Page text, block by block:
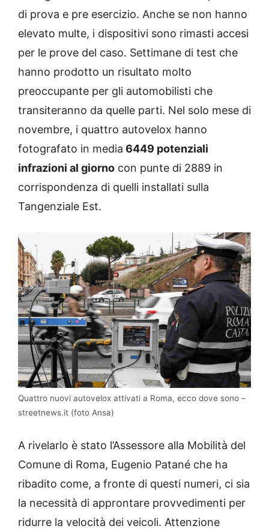
di prova e pre esercizio. Anche se non hanno
elevato multe, i dispositivi sono rimasti accesi
per le prove del caso. Settimane di test che
hanno prodotto un risultato molto
preoccupante per gli automobilisti che
transiteranno da quelle parti. Nel solo mese di
novembre, i quattro autovelox hanno
fotografato in media 6449 potenziali
infrazioni al giorno con punte di 2889 in
corrispondenza di quelli installati sulla
Tangenziale Est.
Quattro nuovi autovelox attivati a Roma, ecco dove sono –
streetnews.it (foto Ansa)
A rivelarlo è stato l’Assessore alla Mobilità del
Comune di Roma, Eugenio Patané che ha
ribadito come, a fronte di questi numeri, ci sia
la necessità di approntare provvedimenti per
ridurre la velocità dei veicoli. Attenzione